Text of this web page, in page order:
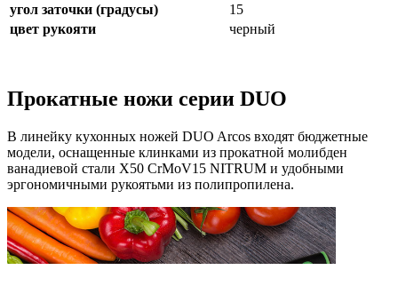
угол заточки (градусы)
15
цвет рукояти
черный
Прокатные ножи серии DUO
В линейку кухонных ножей DUO Arcos входят бюджетные
модели, оснащенные клинками из прокатной молибден
ванадиевой стали X50 CrMoV15 NITRUM и удобными
эргономичными рукоятьми из полипропилена.